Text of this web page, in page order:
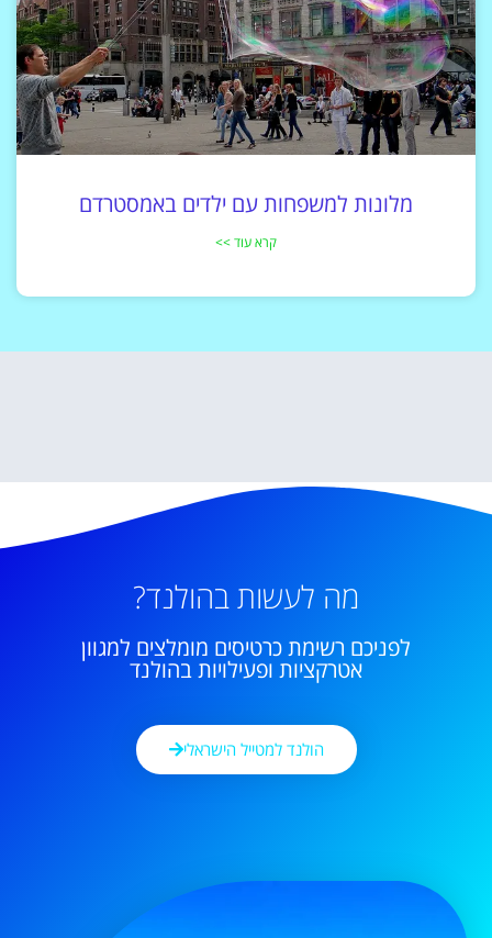
מלונות למשפחות עם ילדים באמסטרדם
קרא עוד >>
מה לעשות בהולנד?
לפניכם רשימת כרטיסים מומלצים למגוון
אטרקציות ופעילויות בהולנד
הולנד למטייל הישראלי